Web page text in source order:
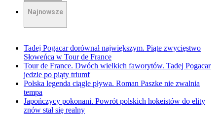
Najnowsze
Tadej Pogacar dorównał największym. Piąte zwycięstwo
Słoweńca w Tour de France
Tour de France. Dwóch wielkich faworytów. Tadej Pogacar
jedzie po piąty triumf
Polska legenda ciągle pływa. Roman Paszke nie zwalnia
tempa
Japończycy pokonani. Powrót polskich hokeistów do elity
znów stał się realny